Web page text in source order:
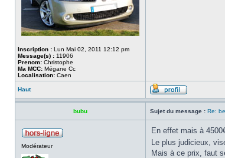
Inscription : Lun Mai 02, 2011 12:12 pm
Message(s) : 11906
Prenom: Christophe
Ma MCC: Mégane Cc
Localisation: Caen
Haut
bubu Sujet du message : Re:
Modérateur
En effet mais à
Le plus judicieux,
Mais à ce prix, faut